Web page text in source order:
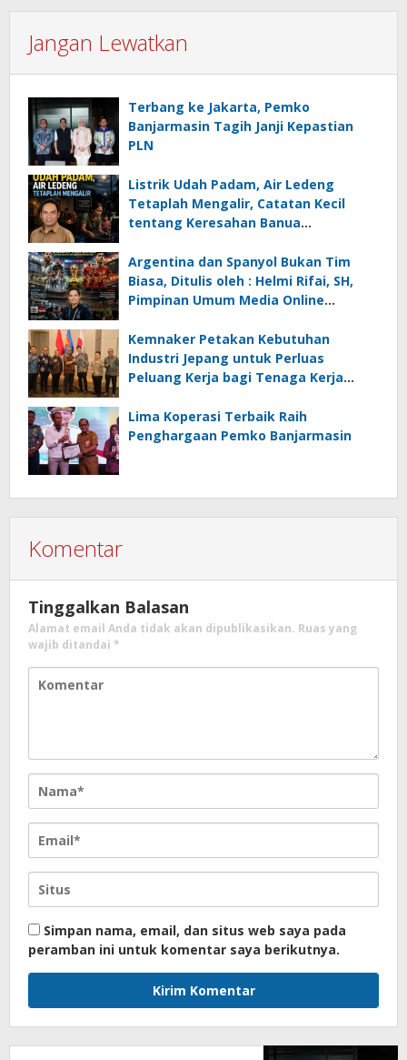
Jangan Lewatkan
Terbang ke Jakarta, Pemko
Banjarmasin Tagih Janji Kepastian
PLN
Listrik Udah Padam, Air Ledeng
Tetaplah Mengalir, Catatan Kecil
tentang Keresahan Banua
Ancaman Lingkungan, Oleh : Helmi
Rifai, SH
Argentina dan Spanyol Bukan Tim
Biasa, Ditulis oleh : Helmi Rifai, SH,
Pimpinan Umum Media Online
Kemnaker Petakan Kebutuhan
Industri Jepang untuk Perluas
Peluang Kerja bagi Tenaga Kerja
Lima Koperasi Terbaik Raih
Penghargaan Pemko Banjarmasin
Komentar
Tinggalkan Balasan
Alamat email Anda tidak akan dipublikasikan. Ruas yang
wajib ditandai *
Simpan nama, email, dan situs web saya pada
peramban ini untuk komentar saya berikutnya.